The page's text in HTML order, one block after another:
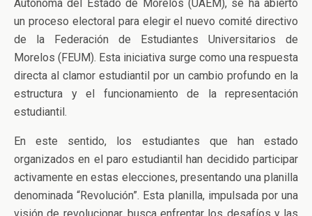
Autónoma del Estado de Morelos (UAEM), se ha abierto
un proceso electoral para elegir el nuevo comité directivo
de la Federación de Estudiantes Universitarios de
Morelos (FEUM). Esta iniciativa surge como una respuesta
directa al clamor estudiantil por un cambio profundo en la
estructura y el funcionamiento de la representación
estudiantil.
En este sentido, los estudiantes que han estado
organizados en el paro estudiantil han decidido participar
activamente en estas elecciones, presentando una planilla
denominada “Revolución”. Esta planilla, impulsada por una